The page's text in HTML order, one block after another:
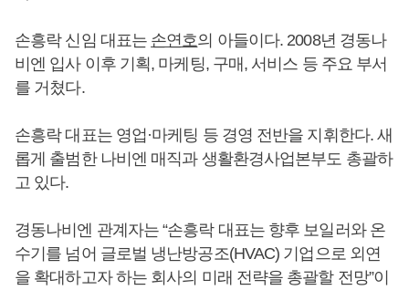
손흥락 신임 대표는 손연호의 아들이다. 2008년 경동나
비엔 입사 이후 기획, 마케팅, 구매, 서비스 등 주요 부서
를 거쳤다.
손흥락 대표는 영업·마케팅 등 경영 전반을 지휘한다. 새
롭게 출범한 나비엔 매직과 생활환경사업본부도 총괄하
고 있다.
경동나비엔 관계자는 “손흥락 대표는 향후 보일러와 온
수기를 넘어 글로벌 냉난방공조(HVAC) 기업으로 외연
을 확대하고자 하는 회사의 미래 전략을 총괄할 전망”이